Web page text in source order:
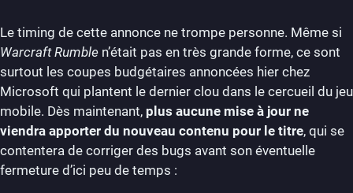
Le timing de cette annonce ne trompe personne. Même si
Warcraft Rumble n’était pas en très grande forme, ce sont
surtout les coupes budgétaires annoncées hier chez
Microsoft qui plantent le dernier clou dans le cercueil du jeu
mobile. Dès maintenant, plus aucune mise à jour ne
viendra apporter du nouveau contenu pour le titre, qui se
contentera de corriger des bugs avant son éventuelle
fermeture d’ici peu de temps :